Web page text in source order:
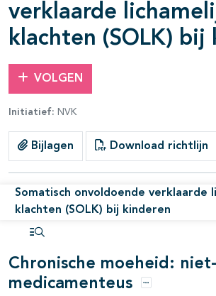
verklaarde
klachten (SOLK) bij
VOLGEN
Initiatief: NVK
Bijlagen Download richtlijn
Somatisch onvoldoende verklaarde
klachten (SOLK) bij kinderen
Chronische moeheid: niet-
medicamenteus
Opties